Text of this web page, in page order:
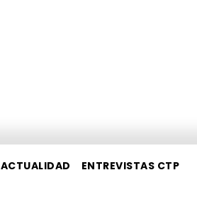
ACTUALIDAD ENTREVISTAS CTP